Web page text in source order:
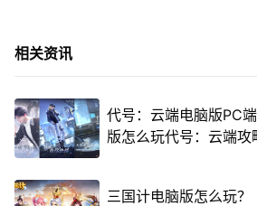
相关资讯
代号：云端电脑版PC
版怎么玩代号：云端攻
三国计电脑版怎么玩